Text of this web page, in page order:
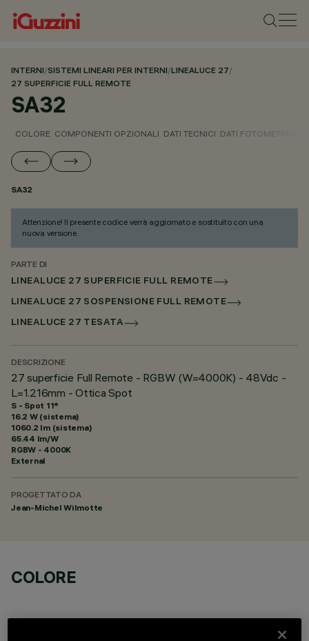
INTERNI/SISTEMI LINEARI PER INTERNI/LINEALUCE 27/
27 SUPERFICIE FULL REMOTE
SA32
COLORE COMPONENTI OPZIONALI DATI TECNICI DATI FOTOMETRICI
SA32
Attenzione! Il presente codice verrà aggiornato e sostituito con una
nuova versione.
PARTE DI
LINEALUCE 27 SUPERFICIE FULL REMOTE
LINEALUCE 27 SOSPENSIONE FULL REMOTE
LINEALUCE 27 TESATA
DESCRIZIONE
27 superficie Full Remote - RGBW (W=4000K) - 48Vdc -
L=1.216mm - Ottica Spot
S - Spot 11°
16.2 W (sistema)
1060.2 lm (sistema)
65.44 lm/W
RGBW - 4000K
External
PROGETTATO DA
Jean-Michel Wilmotte
COLORE